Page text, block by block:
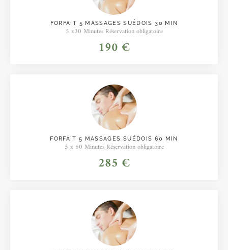
FORFAIT 5 MASSAGES SUÉDOIS 30 MIN
5 x30 Minutes Réservation obligatoire
190 €
FORFAIT 5 MASSAGES SUÉDOIS 60 MIN
5 x 60 Minutes Réservation obligatoire
285 €